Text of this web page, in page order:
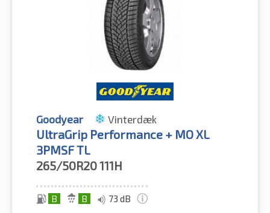
Goodyear Vinterdæk
UltraGrip Performance + MO XL
3PMSF TL
265/50R20111H
B B 73 dB